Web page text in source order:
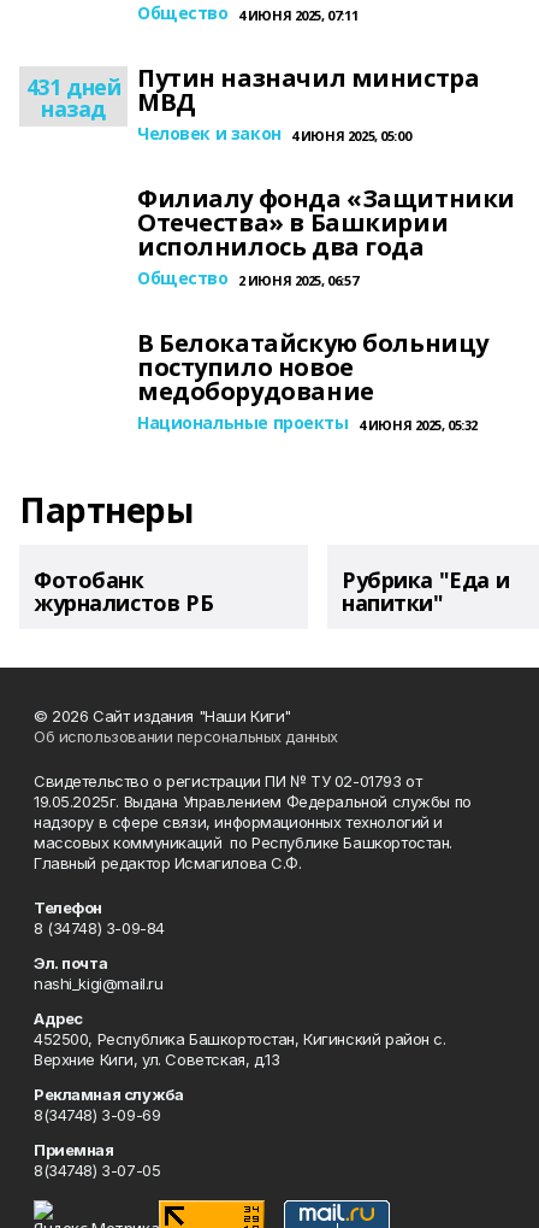
Общество 4 ИЮНЯ 2025, 07:11
431 дней
назад
Путин назначил министра
МВД
Человек и закон 4 ИЮНЯ 2025, 05:00
Филиалу фонда «Защитники
Отечества» в Башкирии
исполнилось два года
Общество 2 ИЮНЯ 2025, 06:57
В Белокатайскую больницу
поступило новое
медоборудование
Национальные проекты 4 ИЮНЯ 2025, 05:32
Партнеры
Фотобанк
журналистов РБ
Рубрика "Еда и
напитки"
© 2026 Сайт издания "Наши Киги"
Об использовании персональных данных
Свидетельство о регистрации ПИ № ТУ 02-01793 от
19.05.2025г. Выдана Управлением Федеральной службы по
надзору в сфере связи, информационных технологий и
массовых коммуникаций по Республике Башкортостан.
Главный редактор Исмагилова С.Ф.
Телефон
8 (34748) 3-09-84
Эл. почта
nashi_kigi@mail.ru
Адрес
452500, Республика Башкортостан, Кигинский район с.
Верхние Киги, ул. Советская, д.13
Рекламная служба
8(34748) 3-09-69
Приемная
8(34748) 3-07-05